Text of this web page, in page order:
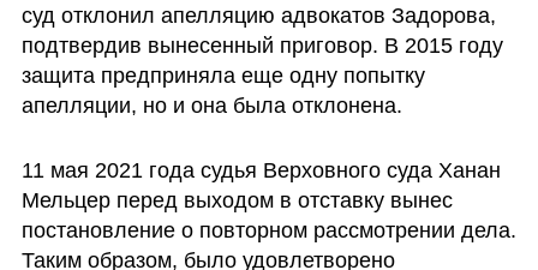
суд отклонил апелляцию адвокатов Задорова,
подтвердив вынесенный приговор. В 2015 году
защита предприняла еще одну попытку
апелляции, но и она была отклонена.
11 мая 2021 года судья Верховного суда Ханан
Мельцер перед выходом в отставку вынес
постановление о повторном рассмотрении дела.
Таким образом, было удовлетворено